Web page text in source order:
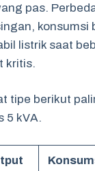
pas.
konsumsi
listrik saat
kritis.
tipe berikut
5 kVA.